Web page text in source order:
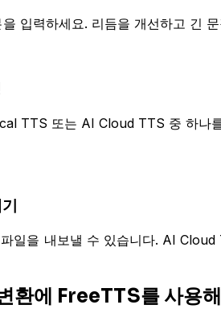
입력하세요. 리듬을 개선하고 긴
TTS 또는 AI Cloud TTS 중 하나
일을 내보낼 수 있습니다. AI
환에 FreeTTS를 사용